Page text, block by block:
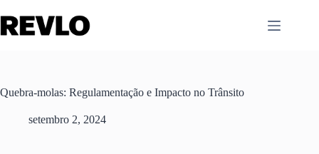
para
Quebra-molas: Regulamentação e Impacto no Trânsito
setembro 2, 2024